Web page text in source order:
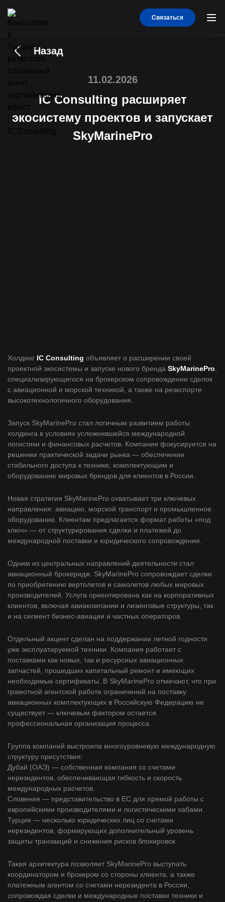
Связаться
Назад
11.02.2026
IC Consulting расширяет
экосистему проектов и запускает
SkyMarinePro
Холдинг IC Consulting объявляет о расширении своей
проектной экосистемы и запуске нового бренда SkyMarinePro
специализирующегося на брокерском сопровождении сделок
с авиационной и морской техникой, а также на реэкспорте
высокотехнологичного оборудования.
Запуск SkyMarinePro стал логичным развитием работы
холдинга в условиях усложнившейся международной
логистики и финансовых расчетов. Компания фокусируется на
решении практической задачи рынка — обеспечении
стабильного доступа к технике, комплектующим и
оборудованию мировых брендов для клиентов в России.
Новая стратегия SkyMarinePro охватывает три ключевых
направления: авиацию, морской транспорт и промышленное
оборудование. Клиентам предлагается формат работы «под
ключ» — от структурирования сделки и платежей до
международной поставки и юридического сопровождения.
Одним из центральных направлений деятельности стал
авиационный брокеридж. SkyMarinePro сопровождает сделки
по приобретению вертолетов и самолетов любых мировых
производителей. Услуга ориентирована как на корпоративных
клиентов, включая авиакомпании и лизинговые структуры, так
и на сегмент бизнес-авиации и частных операторов.
Отдельный акцент сделан на поддержании летной годности
уже эксплуатируемой техники. Компания работает с
поставками как новых, так и ресурсных авиационных
запчастей, прошедших капитальный ремонт и имеющих
необходимые сертификаты. В SkyMarinePro отмечают, что при
грамотной агентской работе ограничений на поставку
авиационных комплектующих в Российскую Федерацию не
существует — ключевым фактором остается
профессиональная организация процесса.
Группа компаний выстроила многоуровневую международную
структуру присутствия:
Дубай (ОАЭ) — собственная компания со счетами
нерезидентов, обеспечивающая гибкость и скорость
международных расчетов.
Словения — представительство в ЕС для прямой работы с
европейскими производителями и логистическими хабами.
Турция — несколько юридических лиц со счетами
нерезидентов, формирующих дополнительный уровень
защиты транзакций и снижения рисков блокировок.
Такая архитектура позволяет SkyMarinePro выступать
координатором и брокером со стороны клиента, а также
платежным агентом со счетами нерезидента в России,
сопровождая сделки и международные поставки техники и